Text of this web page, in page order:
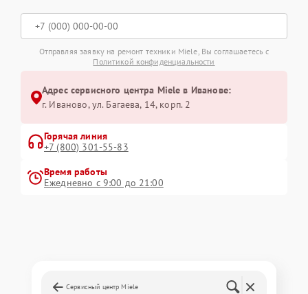
Отправляя заявку на ремонт техники Miele, Вы соглашаетесь с
Политикой конфиденциальности
Адрес сервисного центра Miele в Иванове:
г. Иваново, ул. Багаева, 14, корп. 2
Горячая линия
+7 (800) 301-55-83
Время работы
Ежедневно с 9:00 до 21:00
Сервисный центр Miele